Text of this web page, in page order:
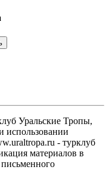
Уральские Тропы,
- турклуб
материалов в